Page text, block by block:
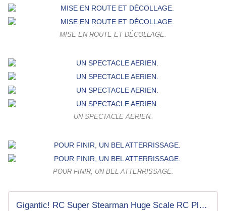
MISE EN ROUTE ET DÉCOLLAGE.
UN SPECTACLE AERIEN.
POUR FINIR, UN BEL ATTERRISSAGE.
Gigantic! RC Super Stearman Huge Scale RC Plane, Extremely Detailed Model Flying At Flight Show